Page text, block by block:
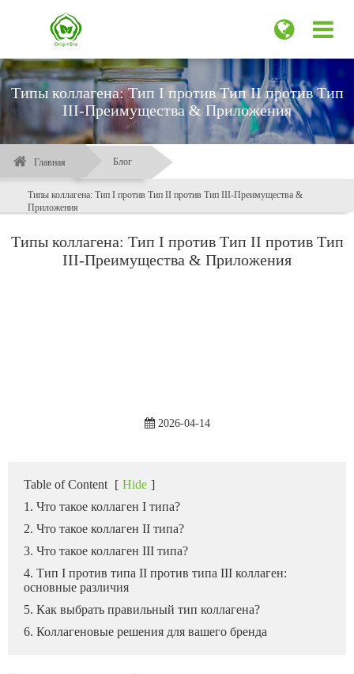
Типы коллагена: Тип I против Тип II против Тип
III-Преимущества & Приложения
Главная Блог
Типы коллагена: Тип I против Тип II против Тип III-Преимущества &
Приложения
Типы коллагена: Тип I против Тип II против Тип
III-Преимущества & Приложения
2026-04-14
Table of Content [ Hide ]
1. Что такое коллаген I типа?
2. Что такое коллаген II типа?
3. Что такое коллаген III типа?
4. Тип I против типа II против типа III коллаген:
основные различия
5. Как выбрать правильный тип коллагена?
6. Коллагеновые решения для вашего бренда